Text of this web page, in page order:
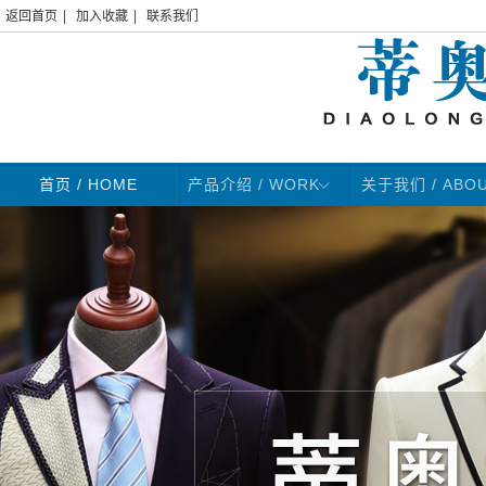
返回首页 加入收藏 联系我们
首页 / HOME 产品介绍 / WORK 关于我们 /